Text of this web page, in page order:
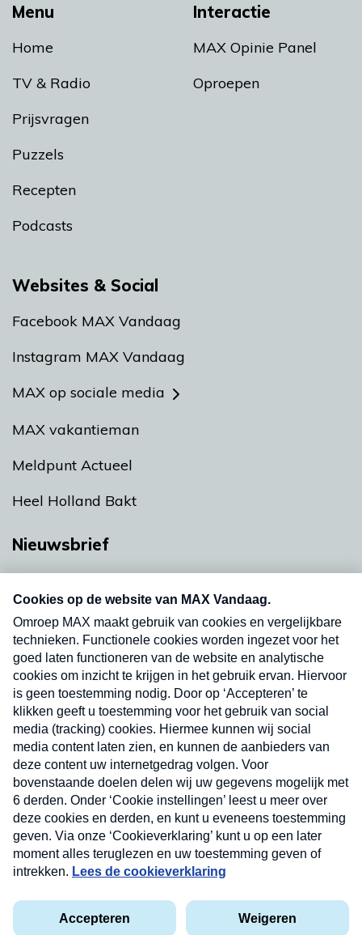
Menu
Home
TV & Radio
Prijsvragen
Puzzels
Recepten
Podcasts
Interactie
MAX Opinie Panel
Oproepen
Websites & Social
Facebook MAX Vandaag
Instagram MAX Vandaag
MAX op sociale media
MAX vakantieman
Meldpunt Actueel
Heel Holland Bakt
Nieuwsbrief
nieuwsbrief. Elke vrijdag- en dinsdagochtend in
uw mailbox.
Verzend
Privacyverklaring
Cookieverklaring
Kwetsbaarheid melden
Nieuwsbrief
Neem hier een gratis abonnement op onze
nieuwsbrief. Elke vrijdag- en dinsdagochtend in uw